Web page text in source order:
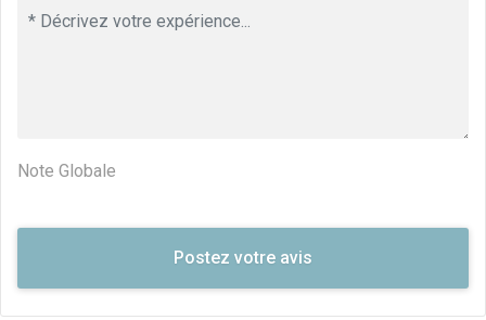
Note Globale